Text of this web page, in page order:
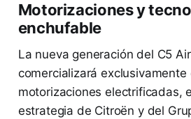
Motorizaciones y
enchufable
La nueva generación del C5
comercializará exclusivamente
motorizaciones electrificadas,
estrategia de Citroën y del